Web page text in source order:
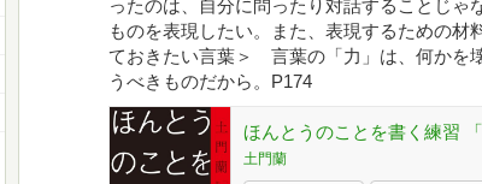
ったのは、自分に問ったり対話することじゃ
ものを表現したい。また、表現するため
ておきたい言葉＞ 言葉の「力」は、何かを
うべきものだから。P174
ほんとうのことを書く練習
土門蘭